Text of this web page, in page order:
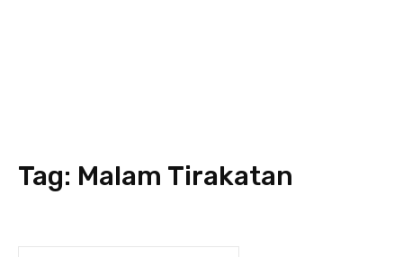
Tag: Malam Tirakatan